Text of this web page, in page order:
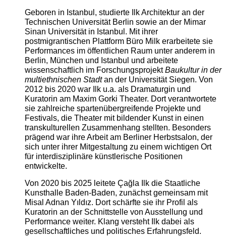
Geboren in Istanbul, studierte Ilk Architektur an der
Technischen Universität Berlin sowie an der Mimar
Sinan Universität in Istanbul. Mit ihrer
postmigrantischen Plattform Büro Milk erarbeitete sie
Performances im öffentlichen Raum unter anderem in
Berlin, München und Istanbul und arbeitete
wissenschaftlich im ForschungsprojektBaukultur in der
multiethnischen Stadtan der Universität Siegen. Von
2012 bis 2020 war Ilk u.a. als Dramaturgin und
Kuratorin am Maxim Gorki Theater. Dort verantwortete
sie zahlreiche spartenübergreifende Projekte und
Festivals, die Theater mit bildender Kunst in einen
transkulturellen Zusammenhang stellten. Besonders
prägend war ihre Arbeit am Berliner Herbstsalon, der
sich unter ihrer Mitgestaltung zu einem wichtigen Ort
für interdisziplinäre künstlerische Positionen
entwickelte.
Von 2020 bis 2025 leitete Çağla Ilk die Staatliche
Kunsthalle Baden-Baden, zunächst gemeinsam mit
Misal Adnan Yıldız. Dort schärfte sie ihr Profil als
Kuratorin an der Schnittstelle von Ausstellung und
Performance weiter. Klang versteht Ilk dabei als
gesellschaftliches und politisches Erfahrungsfeld.